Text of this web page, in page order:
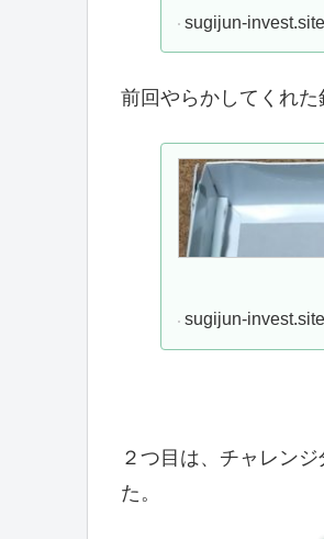
sugijun-invest.site
前回やらかしてくれた
sugijun-invest.site
２つ目は、チャレン
た。